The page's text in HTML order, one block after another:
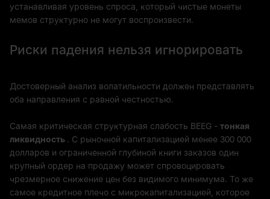
устанавливая уровень спроса, который чистые монеты
мемов структурно не могут воспроизвести.
Риски падения нельзя игнорировать
Достоверный анализ волатильности должен представлять
оба направления с равной честностью.
Самая критическая структурная слабость BEEG - тонкая
ликвидность . С рыночной капитализацией менее 300 000
долларов и ограниченной глубиной книги заказов один
крупный ордер на продажу может спровоцировать
чрезмерное снижение цен без видимого минимума. То же
самое кредитное плечо с микрокапитализацией, которое